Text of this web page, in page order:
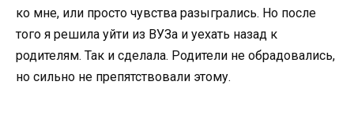
ко мне, или просто чувства разыгрались. Но после
того я решила уйти из ВУЗа и уехать назад к
родителям. Так и сделала. Родители не обрадовались,
но сильно не препятствовали этому.